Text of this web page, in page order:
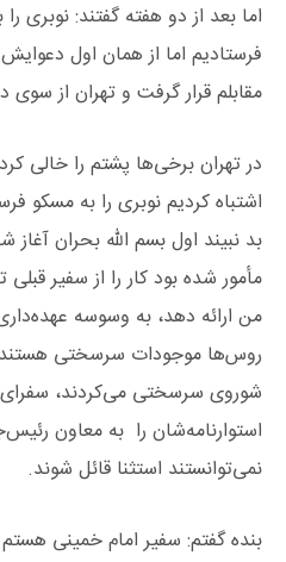
اما بعد از دو هفته گفتند: نوبری
فرستادیم اما از همان اول
مقابلم قرار گرفت و تهران از سوی
در تهران برخی‌ها پشتم را خالی
اشتباه کردیم نوبری را به مسکو
بد نبیند اول بسم الله بحران آغاز
مأمور شده بود کار را از سفیر
من ارائه دهد، به وسوسه
روس‌ها موجودات سرسختی هستند.
شوروی سرسختی می‌کردند، سفرای
استوارنامه‌شان را به معاون
نمی‌توانستند استثنا قائل شوند.
بنده گفتم: سفیر امام خمینی